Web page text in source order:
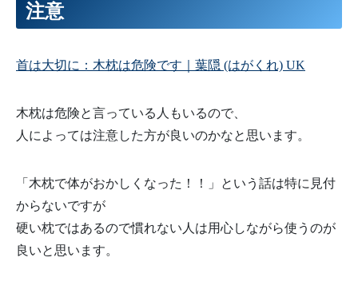
注意
首は大切に：木枕は危険です｜葉隠 (はがくれ) UK
木枕は危険と言っている人もいるので、
人によっては注意した方が良いのかなと思います。
「木枕で体がおかしくなった！！」という話は特に見付
からないですが
硬い枕ではあるので慣れない人は用心しながら使うのが
良いと思います。